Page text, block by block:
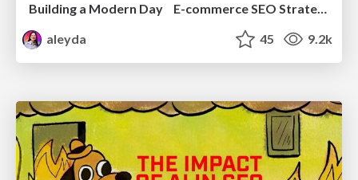
Building a Modern Day E-commerce SEO Strategy
aleyda
45 9.2k